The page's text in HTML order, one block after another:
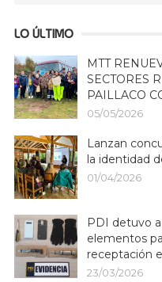
LO ÚLTIMO
MTT
SECTORES
PAILLACO
05/05/2026
Lanzan
la identidad
01/04/2026
PDI detuvo
elementos
receptación
23/03/2026